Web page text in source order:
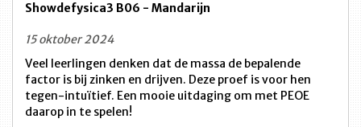
Showdefysica3 B06 - Mandarijn
15 oktober 2024
Veel leerlingen denken dat de massa de bepalende
factor is bij zinken en drijven. Deze proef is voor hen
tegen-intuïtief. Een mooie uitdaging om met PEOE
daarop in te spelen!